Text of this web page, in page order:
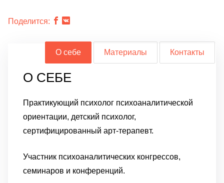
Поделится:
О себе Материалы Контакты
О СЕБЕ
Практикующий психолог психоаналитической
ориентации, детский психолог,
сертифицированный арт-терапевт.
Участник психоаналитических конгрессов,
семинаров и конференций.